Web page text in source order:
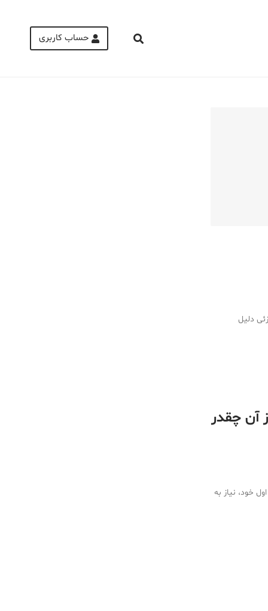
حساب کاربری
دلیل
آن چقدر
خود، نیاز به